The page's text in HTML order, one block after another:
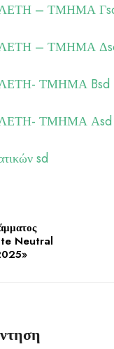
– ΤΜΗΜΑ
– ΤΜΗΜΑ
ΤΜΗΜΑ Bsd
ΤΜΗΜΑ Αsd
sd
Neutral